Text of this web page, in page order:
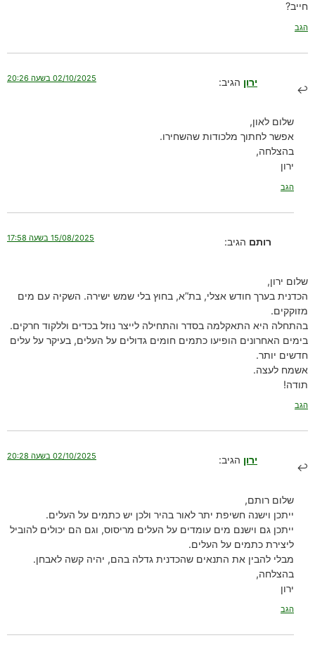
חייב?
הגב
ירון הגיב: 02/10/2025 בשעה 20:26
שלום לאון,
אפשר לחתוך מלכודות שהשחירו.
בהצלחה,
ירון
הגב
רותם הגיב: 15/08/2025 בשעה 17:58
שלום ירון,
הכדנית בערך חודש אצלי, בת”א, בחוץ בלי שמש ישירה. השקיה עם מים
מזוקקים.
בהתחלה היא התאקלמה בסדר והתחילה לייצר נוזל בכדים וללקוד חרקים.
בימים האחרונים הופיעו כתמים חומים גדולים על העלים, בעיקר על עלים
חדשים יותר.
אשמח לעצה.
תודה!
הגב
ירון הגיב: 02/10/2025 בשעה 20:28
שלום רותם,
ייתכן וישנה חשיפת יתר לאור בהיר ולכן יש כתמים על העלים.
ייתכן גם וישנם מים עומדים על העלים מריסוס, וגם הם יכולים להוביל
ליצירת כתמים על העלים.
מבלי להבין את התנאים שהכדנית גדלה בהם, יהיה קשה לאבחן.
בהצלחה,
ירון
הגב